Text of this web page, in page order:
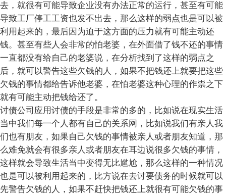
去，就很有可能导致企业没有办法正常的运行，甚至有可能
导致工厂停工工资也发不出去，那么这样的弱点也是可以被
利用起来的，最后因为迫于这方面的压力就有可能主动还
钱。甚至有些人会非常的怕老婆，在外面借了钱不还的事情
一直都没有给自己的老婆说，在分析找到了这样的弱点之
后，就可以警告这些欠钱的人，如果不把钱还上就要把这些
欠钱的事情都给告诉他老婆，在怕老婆这种心理的作祟之下
就有可能主动把钱给还了。
讨债公司应用讨债的手段是非常的多的，比如说在现实生活
当中我们每一个人都有自己的关系网，比如说我们有亲人我
们也有朋友，如果自己欠钱的事情被亲人或者朋友知道，那
么难免就会有很多亲人或者朋友在耳边说很多欠钱的事情，
这样就会导致生活当中变得无比尴尬，那么这样的一种情况
也是可以被利用起来的，比方说在去讨要债务的时候就可以
先警告欠钱的人，如果不赶快把钱还上就很有可能欠钱的事